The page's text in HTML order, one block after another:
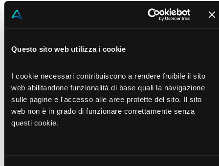
Questo sito web utilizza i cookie
I cookie necessari contribuiscono a rendere fruibile il sito
web abilitandone funzionalità di base quali la navigazione
sulle pagine e l'accesso alle aree protette del sito. Il sito
web non è in grado di funzionare correttamente senza
questi cookie.
7.30 pm
10.00 am – 11.00 amThought leader session
11.00 am – 1.00 pmSharing experience session
1.00 pm – 2.15 pmLunch with the founders
2.15 pm – 3.00 pm